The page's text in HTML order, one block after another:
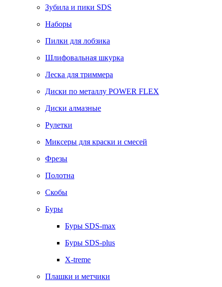
Зубила и пики SDS
Наборы
Пилки для лобзика
Шлифовальная шкурка
Леска для триммера
Диски по металлу POWER FLEX
Диски алмазные
Рулетки
Миксеры для краски и смесей
Фрезы
Полотна
Скобы
Буры
Буры SDS-max
Буры SDS-plus
X-treme
Плашки и метчики